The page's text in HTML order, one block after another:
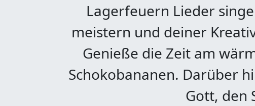
Lagerfeuern Lieder
meistern und deiner
Genieße die Zeit am
Schokobananen. Darüber
Gott, den